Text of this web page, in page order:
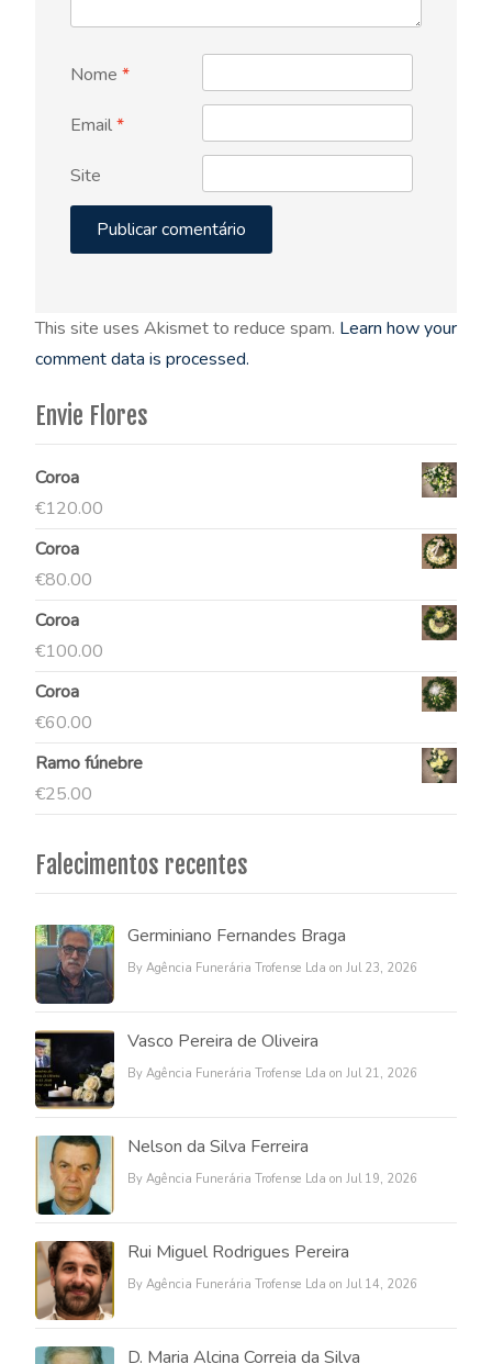
Nome *
Email*
Site
This site uses Akismet to reduce spam. Learn how your
comment data is processed.
Envie Flores
Coroa
€120.00
Coroa
€80.00
Coroa
€100.00
Coroa
€60.00
Ramo fúnebre
€25.00
Falecimentos recentes
Germiniano Fernandes Braga
By Agência Funerária Trofense Lda on Jul 23, 2026
Vasco Pereira de Oliveira
By Agência Funerária Trofense Lda on Jul 21, 2026
Nelson da Silva Ferreira
By Agência Funerária Trofense Lda on Jul 19, 2026
Rui Miguel Rodrigues Pereira
By Agência Funerária Trofense Lda on Jul 14, 2026
D. Maria Alcina Correia da Silva